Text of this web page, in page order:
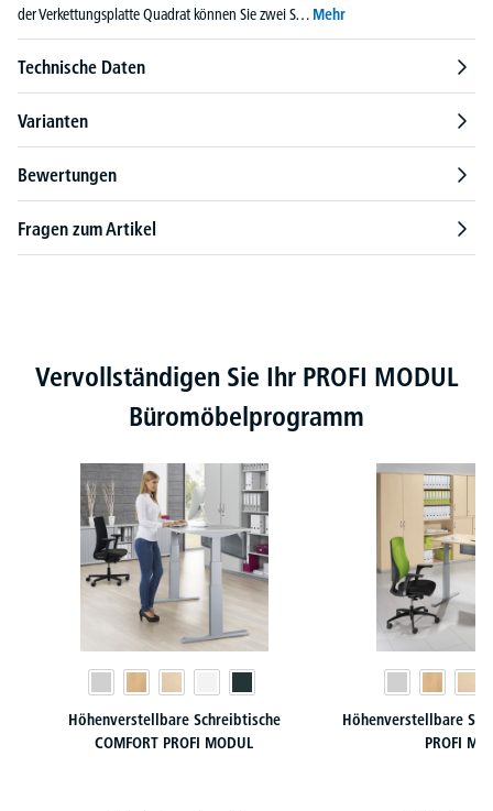
der Verkettungsplatte Quadrat können Sie zwei S… Mehr
Technische Daten
Varianten
Bewertungen
Fragen zum Artikel
Produktgalerie überspringen
Vervollständigen Sie Ihr PROFI MODUL
Büromöbelprogramm
Höhenverstellbare Schreibtische
COMFORT PROFI MODUL
Höhenverstellbare
PROFI